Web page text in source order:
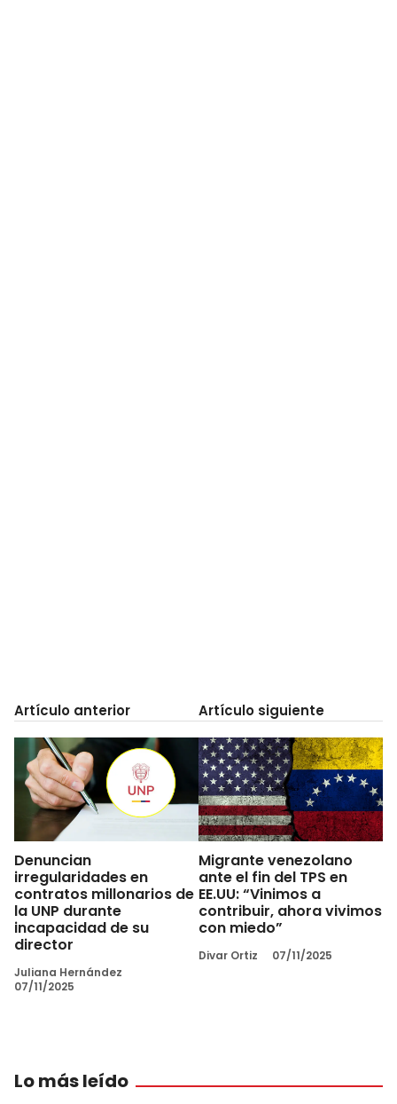
Artículo anterior
Denuncian
irregularidades en
contratos millonarios de
la UNP durante
incapacidad de su
director
Juliana Hernández
07/11/2025
Artículo siguiente
Migrante venezolano
ante el fin del TPS en
EE.UU: “Vinimos a
contribuir, ahora vivimos
con miedo”
Divar Ortiz 07/11/2025
Lo más leído